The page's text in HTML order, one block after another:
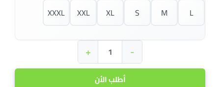
L
M
S
XL
XXL
XXXL
أطلب الأن
-
+